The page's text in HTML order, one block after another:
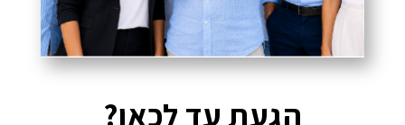
הגעת עד לכאן?